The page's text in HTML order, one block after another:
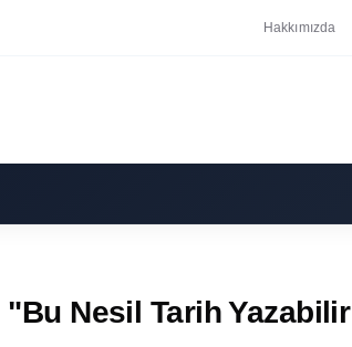
Hakkımızda
"Bu Nesil Tarih Yazabilir